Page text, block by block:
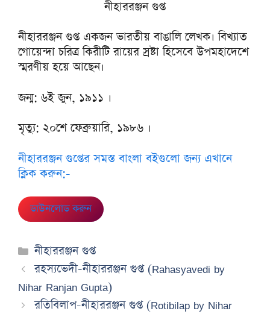
নীহাররঞ্জন গুপ্ত
নীহাররঞ্জন গুপ্ত একজন ভারতীয় বাঙালি লেখক। বিখ্যাত
গোয়েন্দা চরিত্র কিরীটি রায়ের স্রষ্টা হিসেবে উপমহাদেশে
স্মরণীয় হয়ে আছেন।
জন্ম: ৬ই জুন, ১৯১১ ।
মৃত্যু: ২০শে ফেব্রুয়ারি, ১৯৮৬ ।
নীহাররঞ্জন গুপ্তের সমস্ত বাংলা বইগুলো জন্য এখানে
ক্লিক করুন:-
ডাউনলোড করুন
Categories
নীহাররঞ্জন গুপ্ত
রহস্যভেদী-নীহাররঞ্জন গুপ্ত (Rahasyavedi by
Nihar Ranjan Gupta)
রতিবিলাপ-নীহাররঞ্জন গুপ্ত (Rotibilap by Nihar